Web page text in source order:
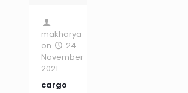
makharya
on
24
November
2021
cargo